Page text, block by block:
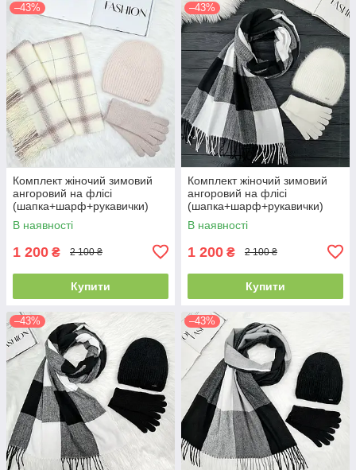
–43%
Комплект жіночий зимовий
ангоровий на флісі
(шапка+шарф+рукавички)
ODYSSEY 55-58 см
різнокольоровий 12824 -
В наявності
1 200 ₴ 2 100 ₴
Купити
–43%
Комплект жіночий зимовий
ангоровий на флісі
(шапка+шарф+рукавички)
ODYSSEY 55-58 см
різнокольоровий 12814 - 1119
В наявності
1 200 ₴ 2 100 ₴
Купити
–43% –43%